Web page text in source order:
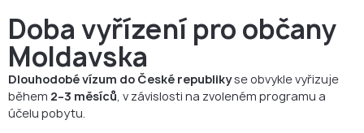
Doba vyřízení pro občany
Moldavska
Dlouhodobé vízum do České republikyse obvykle vyřizuje
během 2–3 měsíců, v závislosti na zvoleném programu a
účelu pobytu.